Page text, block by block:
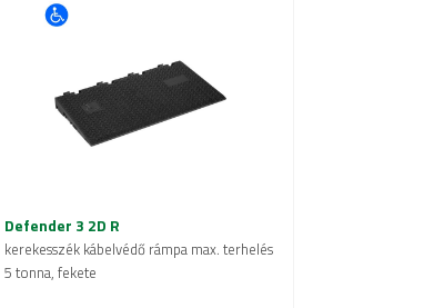
Defender 3 2D R
kerekesszék kábelvédő rámpa max. terhelés
5 tonna, fekete